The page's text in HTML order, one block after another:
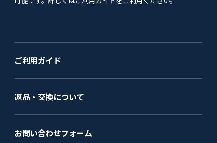
ご利用ガイド
返品・交換について
お問い合わせフォーム